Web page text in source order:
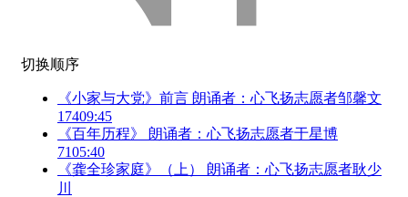
切换顺序
《小家与大党》前言 朗诵者：心飞扬志愿者邹馨文
17409:45
《百年历程》 朗诵者：心飞扬志愿者于星博
7105:40
《龚全珍家庭》（上） 朗诵者：心飞扬志愿者耿少
川